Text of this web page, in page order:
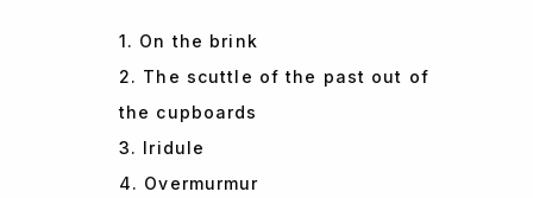
1. On the brink
2. The scuttle of the past out of
the cupboards
3. Iridule
4. Overmurmur